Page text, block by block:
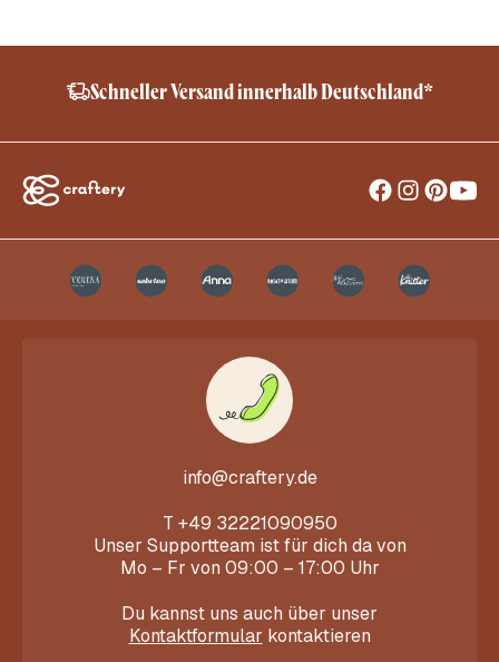
Schneller Versand innerhalb Deutschland*
info@craftery.de
T +49 32221090950
Unser Supportteam ist für dich da von
Mo – Fr von 09:00 – 17:00 Uhr
Du kannst uns auch über unser
Kontaktformular kontaktieren